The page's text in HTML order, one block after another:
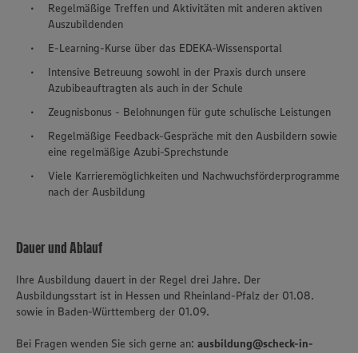
Regelmäßige Treffen und Aktivitäten mit anderen aktiven
Auszubildenden
E-Learning-Kurse über das EDEKA-Wissensportal
Intensive Betreuung sowohl in der Praxis durch unsere
Azubibeauftragten als auch in der Schule
Zeugnisbonus - Belohnungen für gute schulische Leistungen
Regelmäßige Feedback-Gespräche mit den Ausbildern sowie
eine regelmäßige Azubi-Sprechstunde
Viele Karrieremöglichkeiten und Nachwuchsförderprogramme
nach der Ausbildung
Dauer und Ablauf
Ihre Ausbildung dauert in der Regel drei Jahre. Der
Ausbildungsstart ist in Hessen und Rheinland-Pfalz der 01.08.
sowie in Baden-Württemberg der 01.09.
Bei Fragen wenden Sie sich gerne an: ausbildung@scheck-in-